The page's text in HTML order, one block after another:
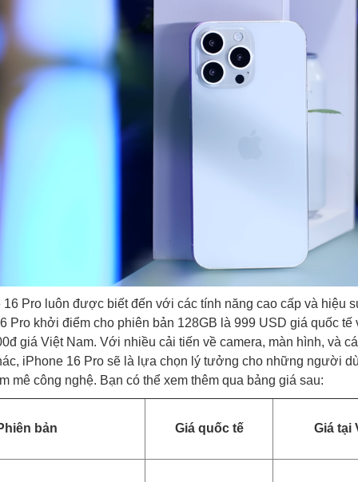
Pro luôn được biết đến với các tính năng cao cấp và hiệu
Pro khởi điểm cho phiên bản 128GB là 999 USD giá quốc tế
giá Việt Nam. Với nhiều cải tiến về camera, màn hình, và
iPhone 16 Pro sẽ là lựa chọn lý tưởng cho những người
mê công nghệ. Bạn có thể xem thêm qua bảng giá sau:
bản Giá quốc tế Giá tại